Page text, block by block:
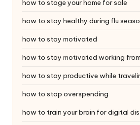
how to stage your home for sale
how to stay healthy during flu
how to stay motivated
how to stay motivated working
how to stay productive while
how to stop overspending
how to train your brain for digital